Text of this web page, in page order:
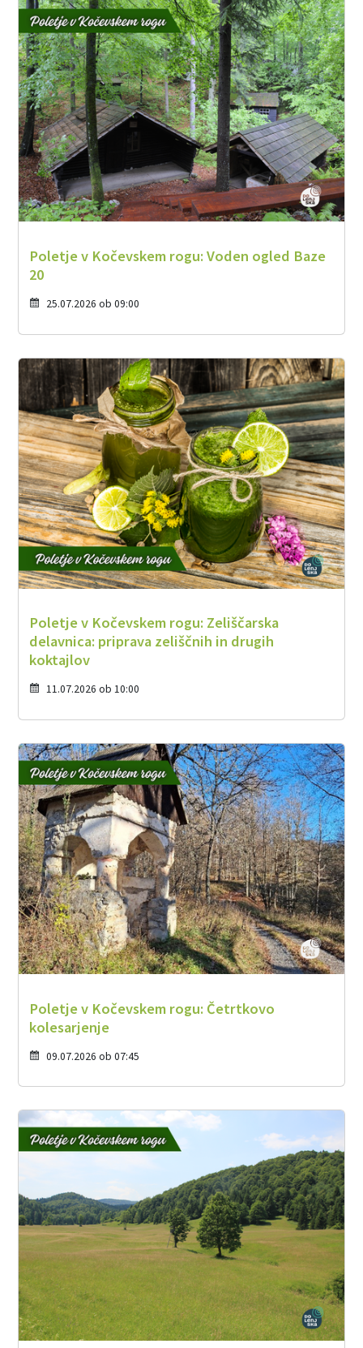
Poletje v Kočevskem rogu: Voden ogled Baze
20
25.07.2026 ob 09:00
Poletje v Kočevskem rogu: Zeliščarska
delavnica: priprava zeliščnih in drugih
koktajlov
11.07.2026 ob 10:00
Poletje v Kočevskem rogu: Četrtkovo
kolesarjenje
09.07.2026 ob 07:45